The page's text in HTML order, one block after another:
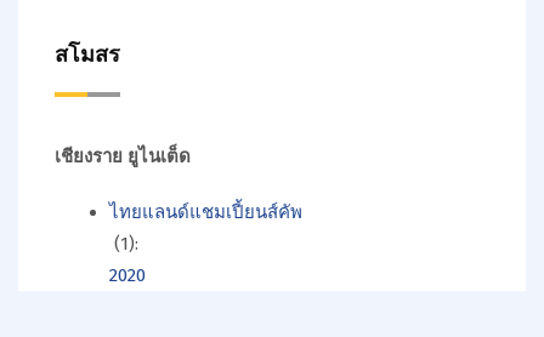
สโมสร
เชียงราย ยูไนเต็ด
ไทยแลนด์แชมเปี้ยนส์คัพ
(1):
2020